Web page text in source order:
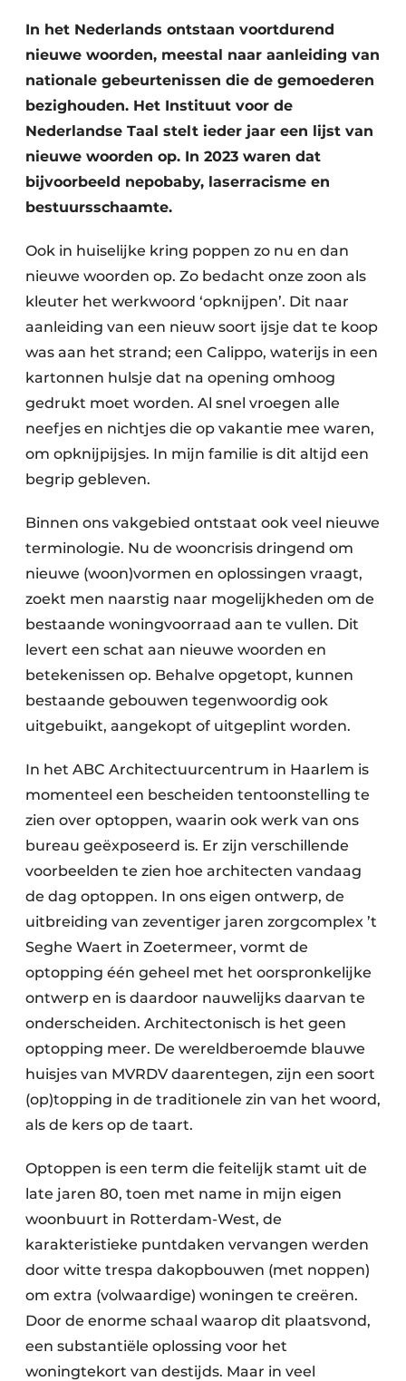
In het Nederlands ontstaan voortdurend
nieuwe woorden, meestal naar aanleiding van
nationale gebeurtenissen die de gemoederen
bezighouden. Het Instituut voor de
Nederlandse Taal stelt ieder jaar een lijst van
nieuwe woorden op. In 2023 waren dat
bijvoorbeeld nepobaby, laserracisme en
bestuursschaamte.
Ook in huiselijke kring poppen zo nu en dan
nieuwe woorden op. Zo bedacht onze zoon als
kleuter het werkwoord ‘opknijpen’. Dit naar
aanleiding van een nieuw soort ijsje dat te koop
was aan het strand; een Calippo, waterijs in een
kartonnen hulsje dat na opening omhoog
gedrukt moet worden. Al snel vroegen alle
neefjes en nichtjes die op vakantie mee waren,
om opknijpijsjes. In mijn familie is dit altijd een
begrip gebleven.
Binnen ons vakgebied ontstaat ook veel nieuwe
terminologie. Nu de wooncrisis dringend om
nieuwe (woon)vormen en oplossingen vraagt,
zoekt men naarstig naar mogelijkheden om de
bestaande woningvoorraad aan te vullen. Dit
levert een schat aan nieuwe woorden en
betekenissen op. Behalve opgetopt, kunnen
bestaande gebouwen tegenwoordig ook
uitgebuikt, aangekopt of uitgeplint worden.
In het ABC Architectuurcentrum in Haarlem is
momenteel een bescheiden tentoonstelling te
zien over optoppen, waarin ook werk van ons
bureau geëxposeerd is. Er zijn verschillende
voorbeelden te zien hoe architecten vandaag
de dag optoppen. In ons eigen ontwerp, de
uitbreiding van zeventiger jaren zorgcomplex ’t
Seghe Waert in Zoetermeer, vormt de
optopping één geheel met het oorspronkelijke
ontwerp en is daardoor nauwelijks daarvan te
onderscheiden. Architectonisch is het geen
optopping meer. De wereldberoemde blauwe
huisjes van MVRDV daarentegen, zijn een soort
(op)topping in de traditionele zin van het woord,
als de kers op de taart.
Optoppen is een term die feitelijk stamt uit de
late jaren 80, toen met name in mijn eigen
woonbuurt in Rotterdam-West, de
karakteristieke puntdaken vervangen werden
door witte trespa dakopbouwen (met noppen)
om extra (volwaardige) woningen te creëren.
Door de enorme schaal waarop dit plaatsvond,
een substantiële oplossing voor het
woningtekort van destijds. Maar in veel